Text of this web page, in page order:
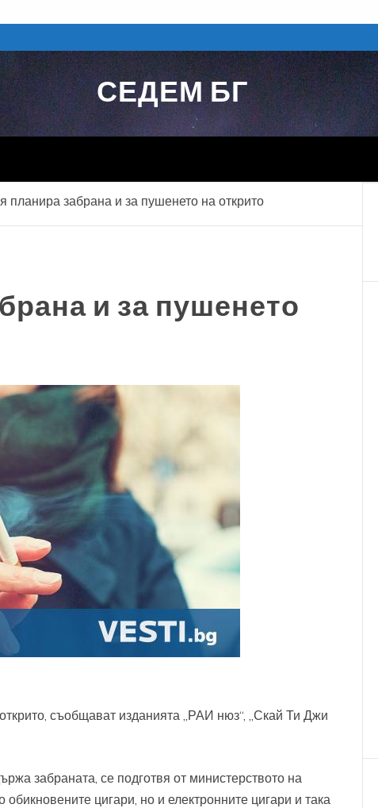
СЕДЕМ БГ
планира забрана и за пушенето на открито
и за пушенето
съобщават изданията „РАИ нюз“, „Скай Ти Джи
забраната, се подготвя от министерството на
цигари, но и електронните цигари и така